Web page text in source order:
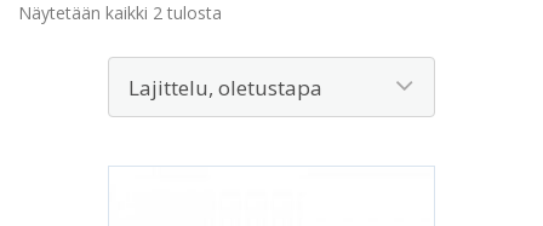
Näytetään kaikki 2 tulosta